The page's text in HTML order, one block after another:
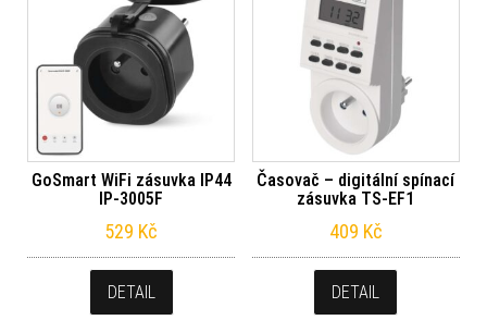
GoSmart WiFi zásuvka IP44
IP-3005F
529 Kč
DETAIL
Časovač – digitální spínací
zásuvka TS-EF1
409 Kč
DETAIL